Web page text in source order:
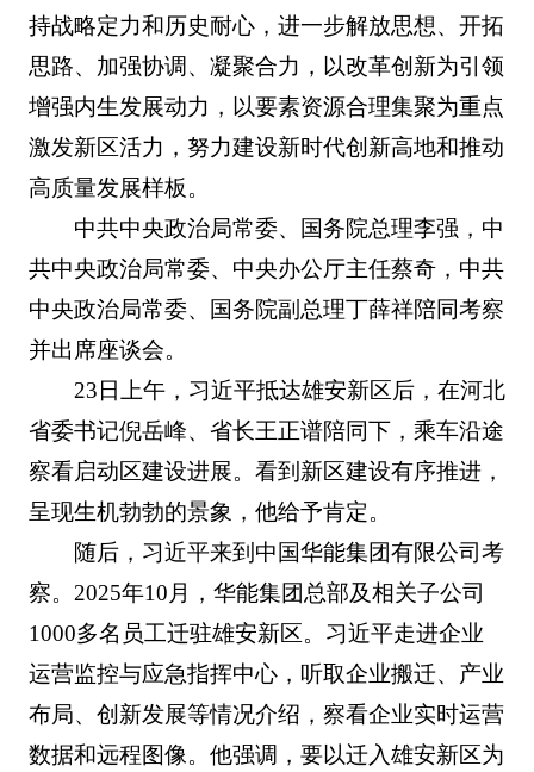
持战略定力和历史耐心，进一步解放思想、开拓
思路、加强协调、凝聚合力，以改革创新为引领
增强内生发展动力，以要素资源合理集聚为重点
激发新区活力，努力建设新时代创新高地和推动
高质量发展样板。
中共中央政治局常委、国务院总理李强，中
共中央政治局常委、中央办公厅主任蔡奇，中共
中央政治局常委、国务院副总理丁薛祥陪同考察
并出席座谈会。
23日上午，习近平抵达雄安新区后，在河北
省委书记倪岳峰、省长王正谱陪同下，乘车沿途
察看启动区建设进展。看到新区建设有序推进，
呈现生机勃勃的景象，他给予肯定。
随后，习近平来到中国华能集团有限公司考
察。2025年10月，华能集团总部及相关子公司
1000多名员工迁驻雄安新区。习近平走进企业
运营监控与应急指挥中心，听取企业搬迁、产业
布局、创新发展等情况介绍，察看企业实时运营
数据和远程图像。他强调，要以迁入雄安新区为